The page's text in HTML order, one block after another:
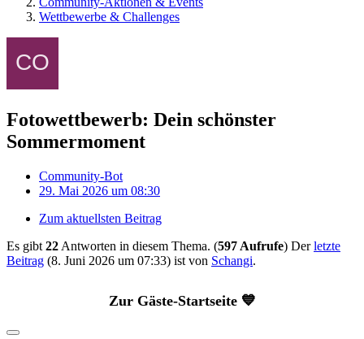
Wettbewerbe & Challenges
Fotowettbewerb: Dein schönster
Sommermoment
Community-Bot
29. Mai 2026 um 08:30
Zum aktuellsten Beitrag
Es gibt 22 Antworten in diesem Thema. (597 Aufrufe) Derletzte
Beitrag (8. Juni 2026 um 07:33) ist von Schangi.
Zur Gäste-Startseite 💙